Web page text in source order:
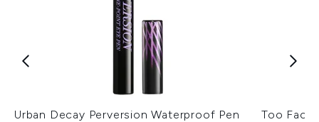
Urban Decay Perversion Waterproof Pen
Too